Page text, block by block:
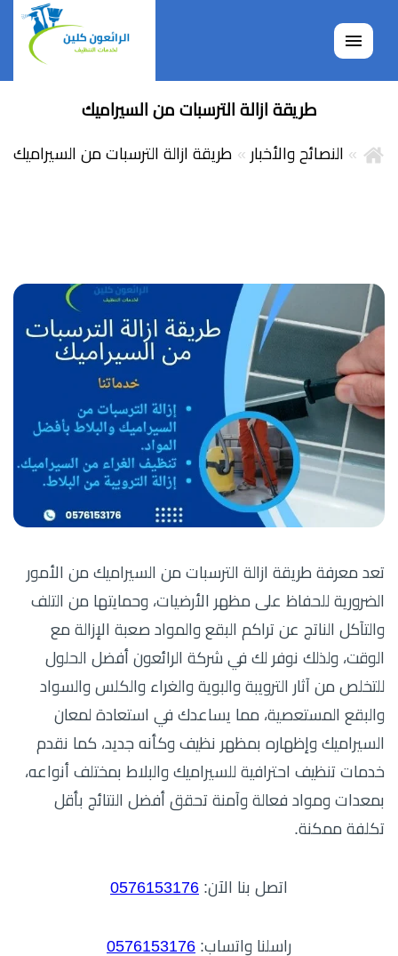
القائمة
طريقة ازالة الترسبات من السيراميك
النصائح والأخبار طريقة ازالة الترسبات من السيراميك
تعد معرفة طريقة ازالة الترسبات من السيراميك من الأمور
الضرورية للحفاظ على مظهر الأرضيات، وحمايتها من التلف
والتآكل الناتج عن تراكم البقع والمواد صعبة الإزالة مع
الوقت، ولذلك نوفر لك في شركة الرائعون أفضل الحلول
للتخلص من آثار الترويبة والبوية والغراء والكلس والسواد
والبقع المستعصية، مما يساعدك في استعادة لمعان
السيراميك وإظهاره بمظهر نظيف وكأنه جديد، كما نقدم
خدمات تنظيف احترافية للسيراميك والبلاط بمختلف أنواعه،
بمعدات ومواد فعالة وآمنة تحقق أفضل النتائج بأقل
تكلفة ممكنة.
اتصل بنا الآن: 0576153176
راسلنا واتساب: 0576153176